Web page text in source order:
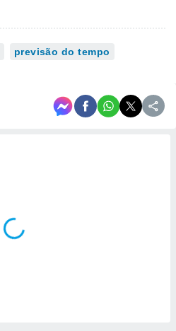
previsão do tempo